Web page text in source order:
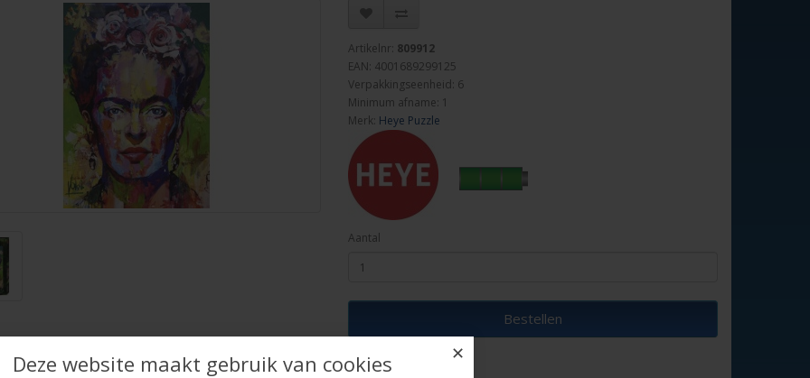
Artikelnr: 809912
EAN: 4001689299125
Verpakkingseenheid: 6
Minimum afname: 1
Merk: Heye Puzzle
Aantal
Bestellen
Foto hoge resolutie Details
✕
Deze website maakt gebruik van cookies